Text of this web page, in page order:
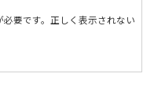
必要です。正しく表示されない